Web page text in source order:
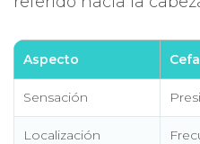
Aspecto
Sensación
Localización